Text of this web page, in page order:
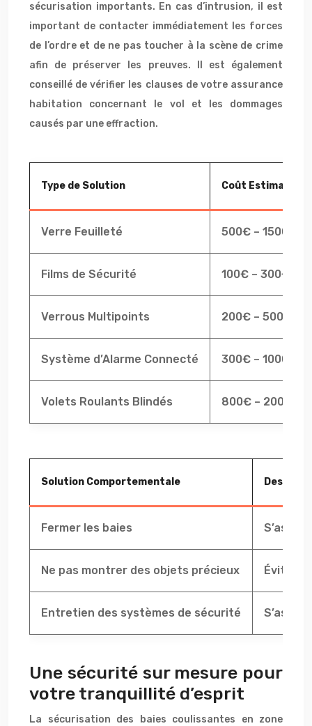
sécurisation importants. En cas d’intrusion, il est
important de contacter immédiatement les forces
de l’ordre et de ne pas toucher à la scène de crime
afin de préserver les preuves. Il est également
conseillé de vérifier les clauses de votre assurance
habitation concernant le vol et les dommages
causés par une effraction.
Type de Solution Coût Estimatif
Verre Feuilleté 500€ – 1500€
Films de Sécurité 100€ – 300€
Verrous Multipoints 200€ – 500€
Système d’Alarme Connecté 300€ – 1000€
Volets Roulants Blindés 800€ – 2000€
Solution Comportementale
Fermer les baies
Ne pas montrer des objets précieux Éviter
Entretien des systèmes de sécurité
Une sécurité sur mesure pour
votre tranquillité d’esprit
La sécurisation des baies coulissantes en zone